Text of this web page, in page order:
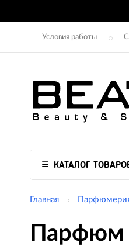
Условия работы
КАТАЛОГ
Главная
Парфюм